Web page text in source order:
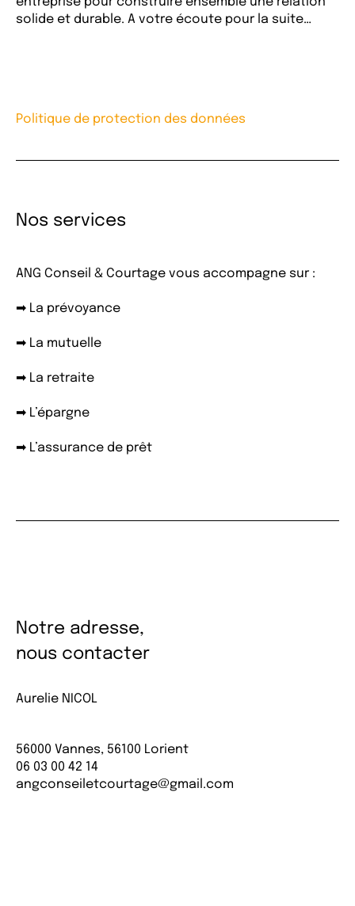
solide et durable. A votre écoute pour la suite…
Politique de protection des données
Nos services
ANG Conseil & Courtage vous accompagne sur :
➡ La prévoyance
➡ La mutuelle
➡ La retraite
➡ L’épargne
➡ L’assurance de prêt
Notre adresse,
nous contacter
Aurelie NICOL
56000 Vannes, 56100 Lorient
06 03 00 42 14
angconseiletcourtage@gmail.com